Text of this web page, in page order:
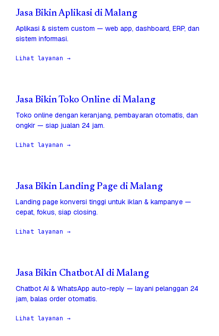
Jasa Bikin Aplikasi di Malang
Aplikasi & sistem custom — web app, dashboard, ERP, dan
sistem informasi.
Lihat layanan →
Jasa Bikin Toko Online di Malang
Toko online dengan keranjang, pembayaran otomatis, dan
ongkir — siap jualan 24 jam.
Lihat layanan →
Jasa Bikin Landing Page di Malang
Landing page konversi tinggi untuk iklan & kampanye —
cepat, fokus, siap closing.
Lihat layanan →
Jasa Bikin Chatbot AI di Malang
Chatbot AI & WhatsApp auto-reply — layani pelanggan 24
jam, balas order otomatis.
Lihat layanan →